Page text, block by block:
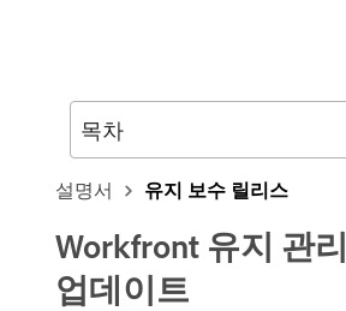
설명서 유지 보수 릴리스
Workfront 유지 관리
업데이트
목차